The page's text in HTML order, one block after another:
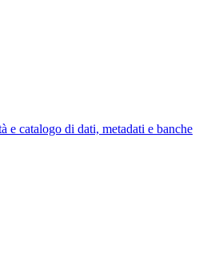
e catalogo di dati, metadati e banche